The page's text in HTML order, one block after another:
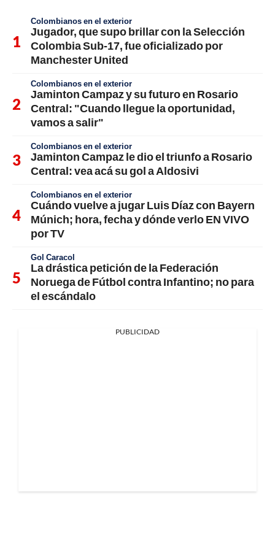
Colombianos en el exterior
Jugador, que supo brillar con la Selección
Colombia Sub-17, fue oficializado por
Manchester United
Colombianos en el exterior
Jaminton Campaz y su futuro en Rosario
Central: "Cuando llegue la oportunidad,
vamos a salir"
Colombianos en el exterior
Jaminton Campaz le dio el triunfo a Rosario
Central: vea acá su gol a Aldosivi
Colombianos en el exterior
Cuándo vuelve a jugar Luis Díaz con Bayern
Múnich; hora, fecha y dónde verlo EN VIVO
por TV
Gol Caracol
La drástica petición de la Federación
Noruega de Fútbol contra Infantino; no para
el escándalo
PUBLICIDAD